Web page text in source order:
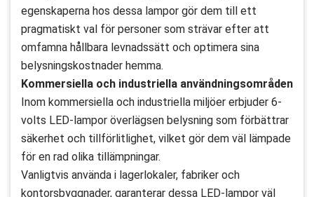
egenskaperna hos dessa lampor gör dem till ett
pragmatiskt val för personer som strävar efter att
omfamna hållbara levnadssätt och optimera sina
belysningskostnader hemma.
Kommersiella och industriella användningsområden
Inom kommersiella och industriella miljöer erbjuder 6-
volts LED-lampor överlägsen belysning som förbättrar
säkerhet och tillförlitlighet, vilket gör dem väl lämpade
för en rad olika tillämpningar.
Vanligtvis använda i lagerlokaler, fabriker och
kontorsbyggnader, garanterar dessa LED-lampor väl